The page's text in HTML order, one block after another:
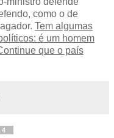
como o de
Tem algumas
é um homem
que o país